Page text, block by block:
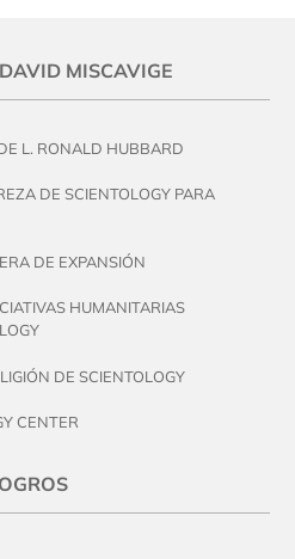
MISCAVIGE
L. RONALD HUBBARD
DE SCIENTOLOGY PARA
DE EXPANSIÓN
HUMANITARIAS
DE SCIENTOLOGY
CENTER